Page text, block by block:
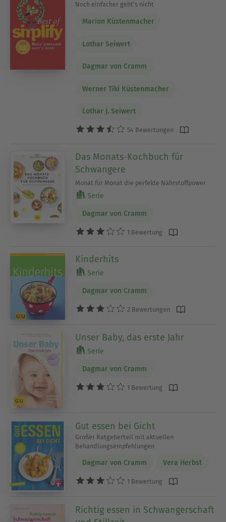
Noch einfacher geht's nicht
Marion Küstenmacher
Lothar Seiwert
Dagmar von Cramm
Werner Tiki Küstenmacher
Lothar J. Seiwert
54 Bewertungen
Das Monats-Kochbuch für
Schwangere
Monat für Monat die perfekte Nährstoffpower
Serie
Dagmar von Cramm
1 Bewertung
Kinderhits
Serie
Dagmar von Cramm
2 Bewertungen
Unser Baby, das erste Jahr
Serie
Dagmar von Cramm
1 Bewertung
Gut essen bei Gicht
Großer Ratgeberteil mit aktuellen
Behandlungsempfehlungen
Dagmar von Cramm Vera Herbst
1 Bewertung
Richtig essen in Schwangerschaft